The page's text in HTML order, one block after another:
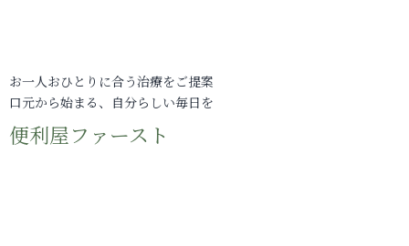
お一人おひとりに合う治療をご提案
口元から始まる、自分らしい毎日を
便利屋ファースト